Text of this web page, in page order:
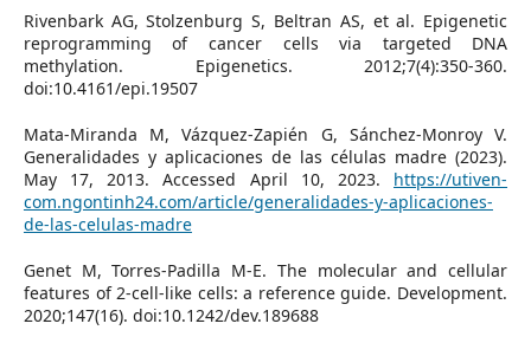
Rivenbark AG, Stolzenburg S, Beltran AS, et al. Epigenetic
reprogramming of cancer cells via targeted DNA
methylation. Epigenetics. 2012;7(4):350-360.
doi:10.4161/epi.19507
Mata-Miranda M, Vázquez-Zapién G, Sánchez-Monroy V.
Generalidades y aplicaciones de las células madre (2023).
May 17, 2013. Accessed April 10, 2023. https://utiven-
com.ngontinh24.com/article/generalidades-y-aplicaciones-
de-las-celulas-madre
Genet M, Torres-Padilla M-E. The molecular and cellular
features of 2-cell-like cells: a reference guide. Development.
2020;147(16). doi:10.1242/dev.189688